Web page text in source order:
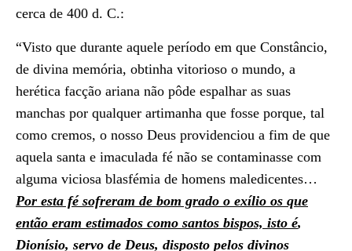
cerca de 400 d. C.:
“Visto que durante aquele período em que Constâncio,
de divina memória, obtinha vitorioso o mundo, a
herética facção ariana não pôde espalhar as suas
manchas por qualquer artimanha que fosse porque, tal
como cremos, o nosso Deus providenciou a fim de que
aquela santa e imaculada fé não se contaminasse com
alguma viciosa blasfémia de homens maledicentes…
Por esta fé sofreram de bom grado o exílio os que
então eram estimados como santos bispos, isto é,
Dionísio, servo de Deus, disposto pelos divinos